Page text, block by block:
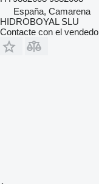
España, Camarena
HIDROBOYAL SLU
Contacte con el